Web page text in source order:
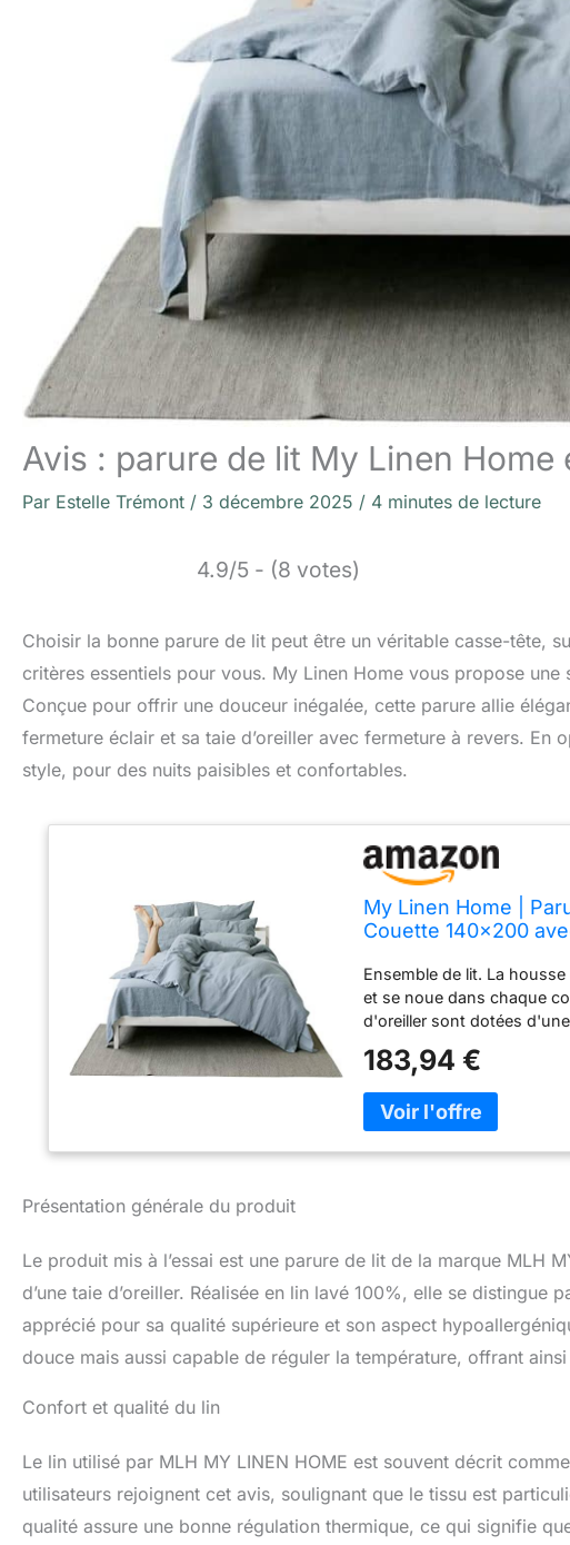
Avis : parure de lit My Linen Home
Par Estelle Trémont / 3 décembre 2025 / 4 minutes de lecture
4.9/5 - (8 votes)
Choisir la bonne parure de lit peut être un véritable casse-tête,
critères essentiels pour vous. My Linen Home vous propose
Conçue pour offrir une douceur inégalée, cette parure allie
fermeture éclair et sa taie d’oreiller avec fermeture à revers.
style, pour des nuits paisibles et confortables.
My Linen Home |
Couette 140x200
Ensemble de lit. La
et se noue dans chaque
d'oreiller sont dotées
thermorégulateur, ce qui
d'été et bien au chaud
Nos articles sont
utilisé par de nombreuses
et aux déchirures et
considéré comme l'une
raison de ses fibres
elles créent un tissu très
longévité des produits en
autre avantage
NON aux produits
substances agressives.
teinture de haute qualité
Fabriqué de manière
100 % européen et
183,94 €
Présentation générale du produit
Le produit mis à l’essai est une parure de lit de la marque MLH
d’une taie d’oreiller. Réalisée en lin lavé 100%, elle se
apprécié pour sa qualité supérieure et son aspect
douce mais aussi capable de réguler la température, offrant
Confort et qualité du lin
Le lin utilisé par MLH MY LINEN HOME est souvent décrit
utilisateurs rejoignent cet avis, soulignant que le tissu est
qualité assure une bonne régulation thermique, ce qui signifie